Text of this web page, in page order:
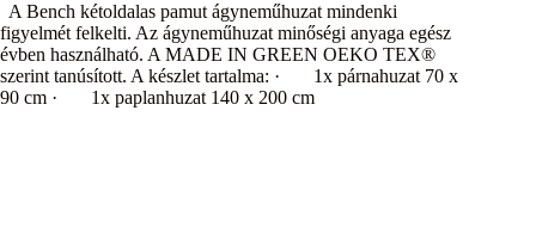
A Bench kétoldalas pamut ágyneműhuzat mindenki
figyelmét felkelti. Az ágyneműhuzat minőségi anyaga egész
évben használható. A MADE IN GREEN OEKO TEX®
szerint tanúsított. A készlet tartalma: · 1x párnahuzat 70 x
90 cm · 1x paplanhuzat 140 x 200 cm